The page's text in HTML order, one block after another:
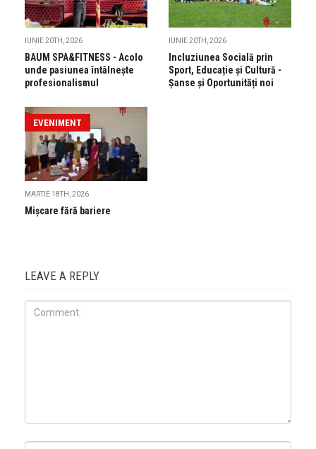
IUNIE 20TH, 2026
BAUM SPA&FITNESS - Acolo
unde pasiunea întâlnește
profesionalismul
IUNIE 20TH, 2026
Incluziunea Socială prin
Sport, Educație și Cultură -
Șanse și Oportunități noi
EVENIMENT
MARTIE 18TH, 2026
Mișcare fără bariere
LEAVE A REPLY